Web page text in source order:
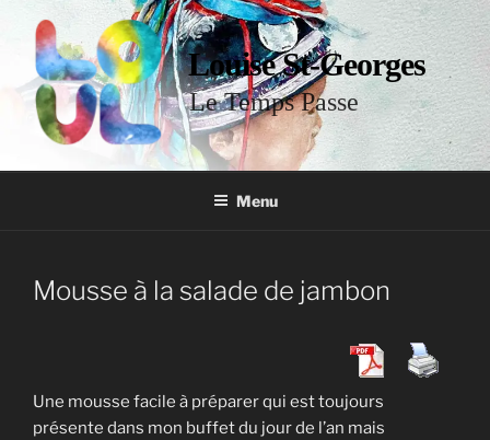
Louise St-Georges
Le Temps Passe
Menu
Mousse à la salade de jambon
Une mousse facile à préparer qui est toujours
présente dans mon buffet du jour de l’an mais